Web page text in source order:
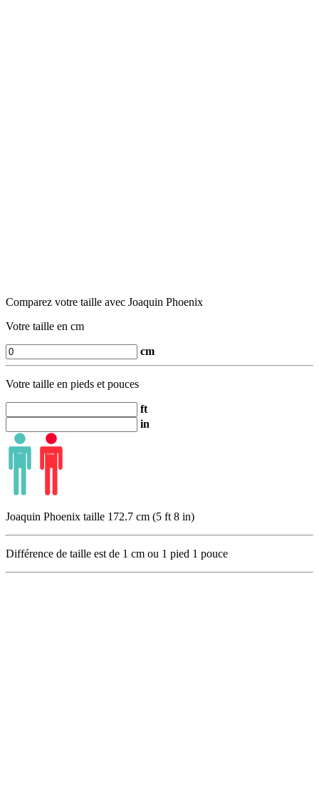
Comparez votre taille avec Joaquin Phoenix
Votre taille en cm
cm
Votre taille en pieds et pouces
ft
in
Joaquin Phoenix taille 172.7 cm (5 ft 8 in)
Différence de taille est de 1 cm ou 1 pied 1 pouce